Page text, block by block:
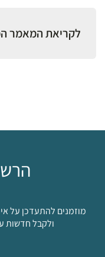
לקריאת המאמר
מוזמנים להתעדכן על
ולקבל חדשות